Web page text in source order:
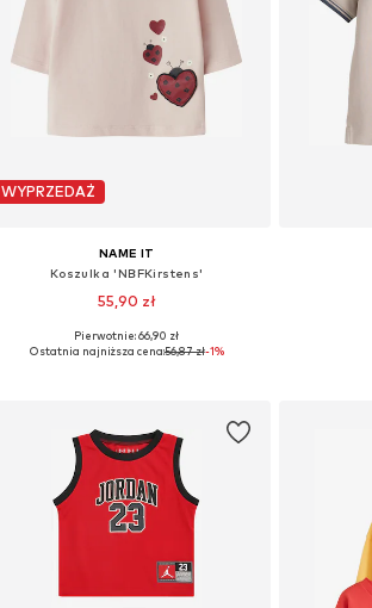
WYPRZEDAŻ
NAME IT
Koszulka 'NBFKirstens'
55,90 zł
Dostępne rozmiary: 62, 68, 74, 80, 86
Pierwotnie: 66,90 zł
Ostatnia najniższa cena:56,87 zł-1%